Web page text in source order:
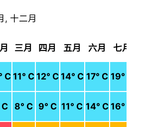
, 十二月
三月 四月 五月 六月 七月
C 11° C 12° C 14° C 17° C 19° C
C 8° C 9° C 11° C 14° C 16° C